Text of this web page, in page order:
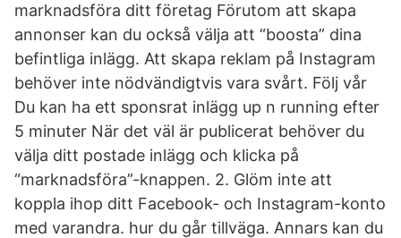
marknadsföra ditt företag Förutom att skapa
annonser kan du också välja att “boosta” dina
befintliga inlägg. Att skapa reklam på Instagram
behöver inte nödvändigtvis vara svårt. Följ vår
Du kan ha ett sponsrat inlägg up n running efter
5 minuter När det väl är publicerat behöver du
välja ditt postade inlägg och klicka på
“marknadsföra”-knappen. 2. Glöm inte att
koppla ihop ditt Facebook- och Instagram-konto
med varandra. hur du går tillväga. Annars kan du